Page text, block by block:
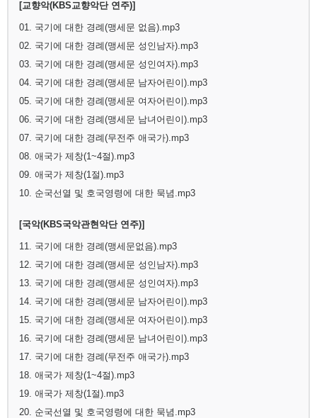
[교향악(KBS교향악단 연주)]
01. 국기에 대한 경례(맹세문 없음).mp3
02. 국기에 대한 경례(맹세문 성인남자).mp3
03. 국기에 대한 경례(맹세문 성인여자).mp3
04. 국기에 대한 경례(맹세문 남자어린이).mp3
05. 국기에 대한 경례(맹세문 여자어린이).mp3
06. 국기에 대한 경례(맹세문 남녀어린이).mp3
07. 국기에 대한 경례(무전주 애국가).mp3
08. 애국가 제창(1~4절).mp3
09. 애국가 제창(1절).mp3
10. 순국선열 및 호국영령에 대한 묵념.mp3
[국악(KBS국악관현악단 연주)]
11. 국기에 대한 경례(맹세문없음).mp3
12. 국기에 대한 경례(맹세문 성인남자).mp3
13. 국기에 대한 경례(맹세문 성인여자).mp3
14. 국기에 대한 경례(맹세문 남자어린이).mp3
15. 국기에 대한 경례(맹세문 여자어린이).mp3
16. 국기에 대한 경례(맹세문 남녀어린이).mp3
17. 국기에 대한 경례(무전주 애국가).mp3
18. 애국가 제창(1~4절).mp3
19. 애국가 제창(1절).mp3
20. 순국선열 및 호국영령에 대한 묵념.mp3